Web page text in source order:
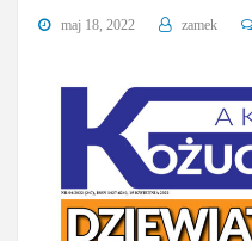
maj 18, 2022 zamek